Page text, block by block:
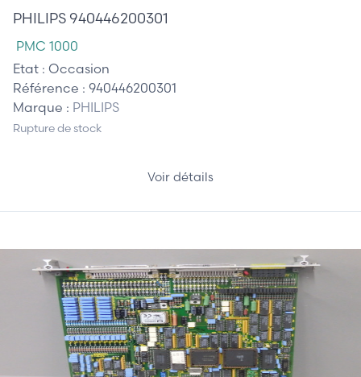
PHILIPS 940446200301
PMC 1000
Etat : Occasion
Référence : 940446200301
Marque : PHILIPS
Rupture de stock
Voir détails